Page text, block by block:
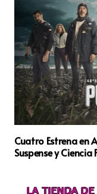
Cuatro Estrena en
Suspense y